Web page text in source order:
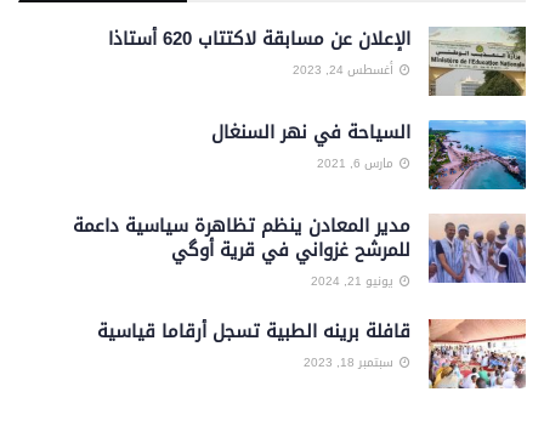
الإعلان عن مسابقة لاكتتاب 620 أستاذا
أغسطس 24, 2023
السياحة في نهر السنغال
مارس 6, 2021
مدير المعادن ينظم تظاهرة سياسية داعمة
للمرشح غزواني في قرية أوگي
يونيو 21, 2024
قافلة برينه الطبية تسجل أرقاما قياسية
سبتمبر 18, 2023